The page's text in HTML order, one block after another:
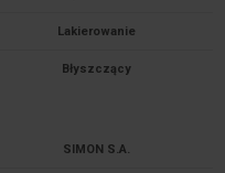
Lakierowanie
Błyszczący
SIMON S.A.